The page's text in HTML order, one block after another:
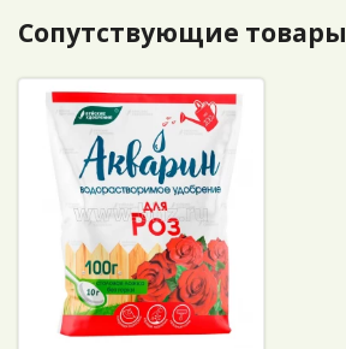
Сопутствующие товары